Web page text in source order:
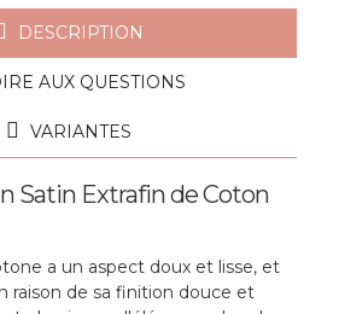
DESCRIPTION
AUX QUESTIONS
VARIANTES
Satin Extrafin de Coton
a un aspect doux et lisse, et
raison de sa finition douce et